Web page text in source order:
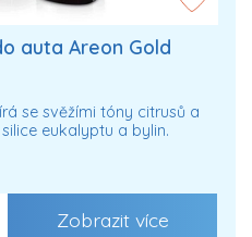
auta Areon Gold
se svěžími tóny citrusů a
eukalyptu a bylin.
Zobrazit více